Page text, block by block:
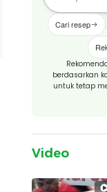
Cari resep
berdasarkan
untuk tetap
Video